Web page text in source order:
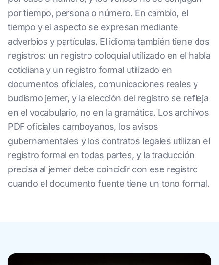
por tiempo, persona o número. En cambio, el
tiempo y el aspecto se expresan mediante
adverbios y partículas. El idioma también tiene dos
registros: un registro coloquial utilizado en el habla
cotidiana y un registro formal utilizado en
documentos oficiales, comunicaciones reales y
budismo jemer, y la elección del registro se refleja
en el vocabulario, no en la gramática. Los archivos
PDF oficiales camboyanos, los avisos
gubernamentales y los contratos legales utilizan el
registro formal en todas partes, y la traducción
precisa al jemer debe coincidir con ese registro
cuando el documento fuente tiene un tono formal.